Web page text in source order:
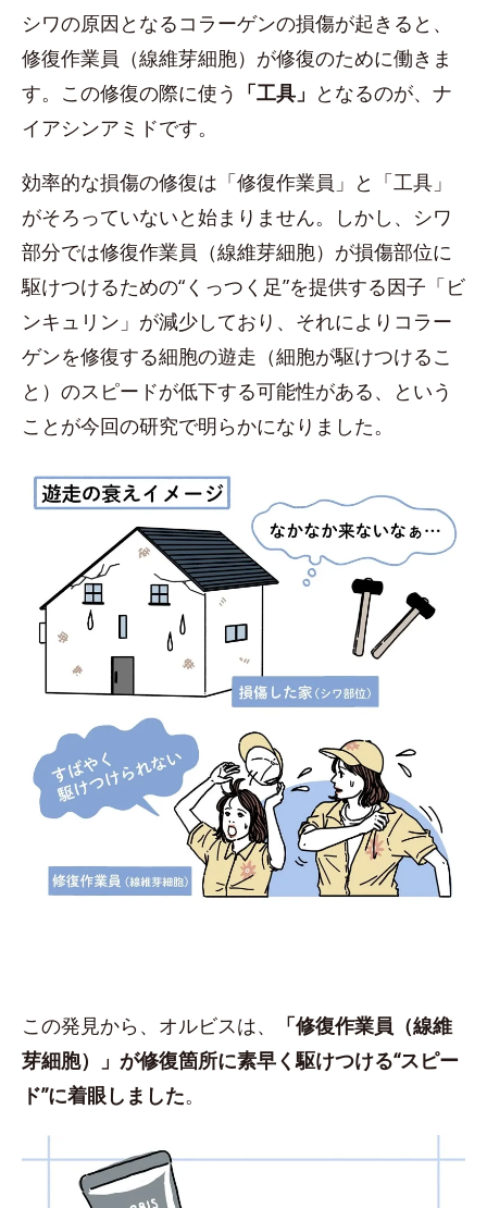
シワの原因となるコラーゲンの損傷が起きると、
修復作業員（線維芽細胞）が修復のために働きま
す。この修復の際に使う 「工具」 となるのが、ナ
イアシンアミドです。
効率的な損傷の修復は「修復作業員」と「工具」
がそろっていないと始まりません。しかし、シワ
部分では修復作業員（線維芽細胞）が損傷部位に
駆けつけるための“くっつく足”を提供する因子「ビ
ンキュリン」が減少しており、それによりコラー
ゲンを修復する細胞の遊走（細胞が駆けつけるこ
と）のスピードが低下する可能性がある、という
ことが今回の研究で明らかになりました。
この発見から、オルビスは、
「修復作業員（線維
芽細胞）」が修復箇所に素早く駆けつける“スピー
ド”に着眼しました。